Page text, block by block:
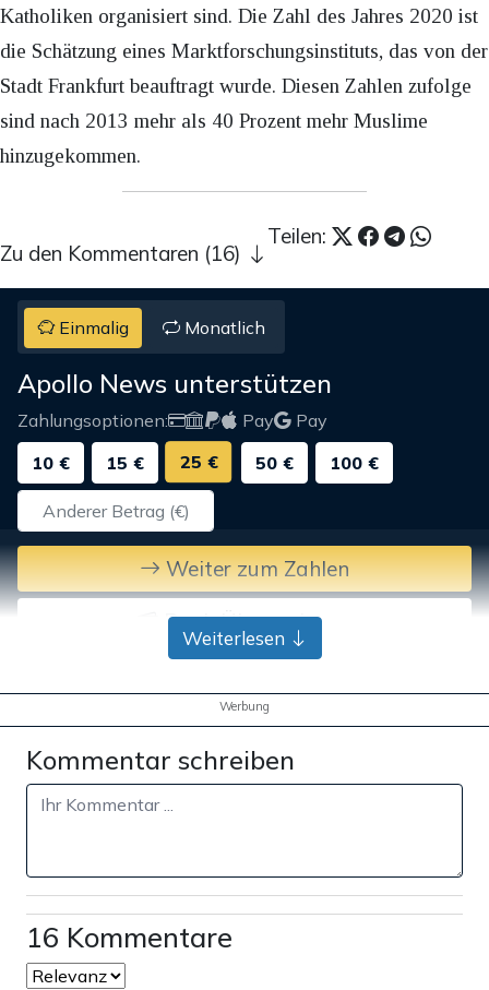
Katholiken organisiert sind. Die Zahl des Jahres 2020 ist
die Schätzung eines Marktforschungsinstituts, das von der
Stadt Frankfurt beauftragt wurde. Diesen Zahlen zufolge
sind nach 2013 mehr als 40 Prozent mehr Muslime
hinzugekommen.
Teilen:
Zu den Kommentaren (16)
Einmalig Monatlich
Apollo News unterstützen
Zahlungsoptionen: Pay
Pay
10 €
15 € 25 € 50 € 100 €
Weiter zum Zahlen
Bank-Überweisung
Weiterlesen
Werbung
Kommentar schreiben
16 Kommentare